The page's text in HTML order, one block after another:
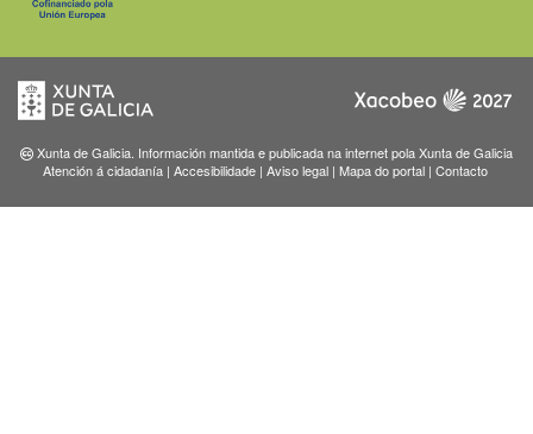
Xunta de Galicia. Información mantida e publicada na internet pola Xunta de Galicia
Atención á cidadanía | Accesibilidade | Aviso legal | Mapa do portal | Contacto